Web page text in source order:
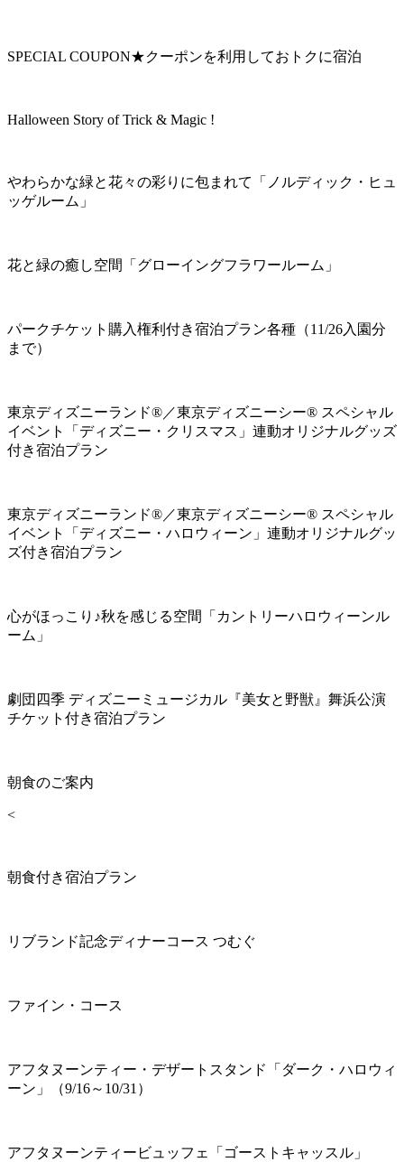
SPECIAL COUPON★クーポンを利用しておトクに宿泊
Halloween Story of Trick & Magic !
やわらかな緑と花々の彩りに包まれて「ノルディック・ヒュ
ッゲルーム」
花と緑の癒し空間「グローイングフラワールーム」
パークチケット購入権利付き宿泊プラン各種（11/26入園分
まで）
東京ディズニーランド®／東京ディズニーシー® スペシャル
イベント「ディズニー・クリスマス」連動オリジナルグッズ
付き宿泊プラン
東京ディズニーランド®／東京ディズニーシー® スペシャル
イベント「ディズニー・ハロウィーン」連動オリジナルグッ
ズ付き宿泊プラン
心がほっこり♪秋を感じる空間「カントリーハロウィーンル
ーム」
劇団四季 ディズニーミュージカル『美女と野獣』舞浜公演
チケット付き宿泊プラン
朝食のご案内
<
朝食付き宿泊プラン
リブランド記念ディナーコース つむぐ
ファイン・コース
アフタヌーンティー・デザートスタンド「ダーク・ハロウィ
ーン」（9/16～10/31）
アフタヌーンティービュッフェ「ゴーストキャッスル」